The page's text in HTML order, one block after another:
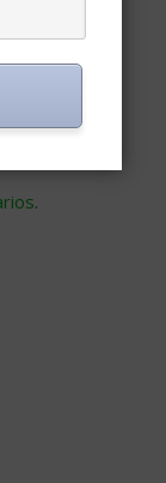
.